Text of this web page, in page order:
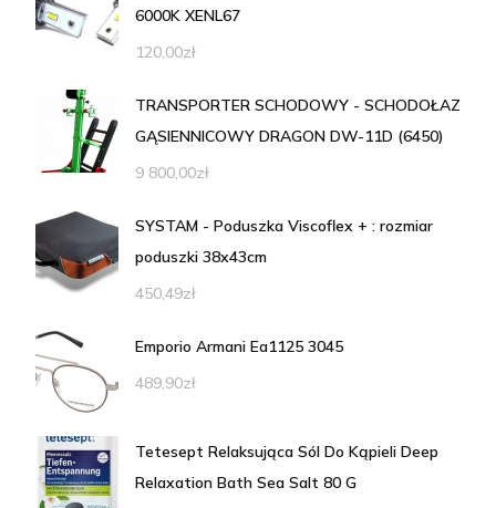
6000K XENL67
120,00zł
TRANSPORTER SCHODOWY - SCHODOŁAZ
GĄSIENNICOWY DRAGON DW-11D (6450)
9 800,00zł
SYSTAM - Poduszka Viscoflex + : rozmiar
poduszki 38x43cm
450,49zł
Emporio Armani Ea1125 3045
489,90zł
Tetesept Relaksująca Sól Do Kąpieli Deep
Relaxation Bath Sea Salt 80 G